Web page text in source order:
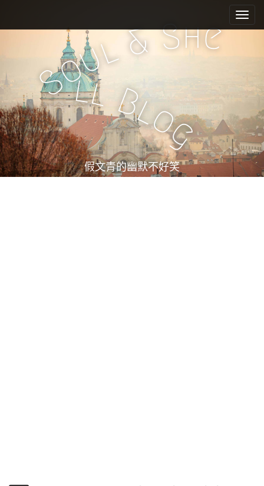
e
n
u
i
c
n
t
e
n
t
Soul&She
ll Bl
og
假文青的幽默不好笑